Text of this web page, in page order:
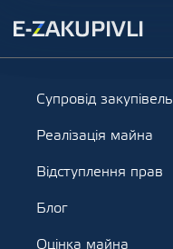
Супровід закупівель
Реалізація майна
Відступлення прав
Блог
Оцінка майна